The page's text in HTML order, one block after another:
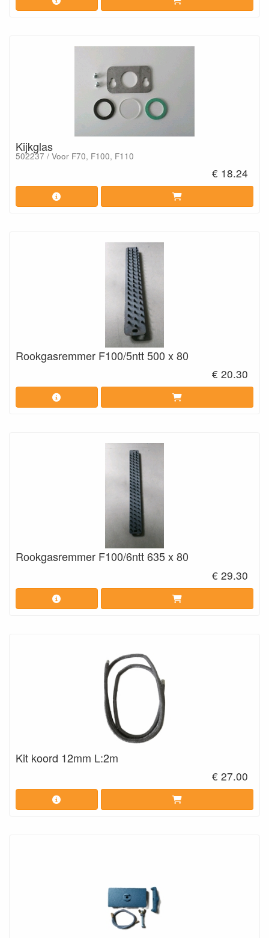
Kijkglas
502237 / Voor F70, F100, F110
€ 18.24
Rookgasremmer F100/5ntt 500 x 80
€ 20.30
Rookgasremmer F100/6ntt 635 x 80
€ 29.30
Kit koord 12mm L:2m
€ 27.00